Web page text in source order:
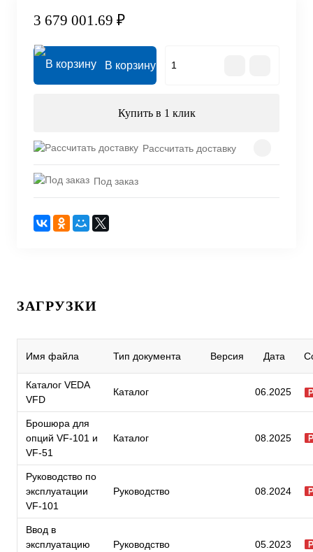
3 679 001.69 ₽
В корзину
Купить в 1 клик
Рассчитать доставку
Под заказ
ЗАГРУЗКИ
Имя файла Тип документа Версия Дата
Каталог VEDA
VFD
Каталог 06.2025
Брошюра для
опций VF-101 и
VF-51
Каталог 08.2025
Руководство по
эксплуатации
VF-101
Руководство 08.2024
Ввод в
эксплуатацию
Руководство 05.2023